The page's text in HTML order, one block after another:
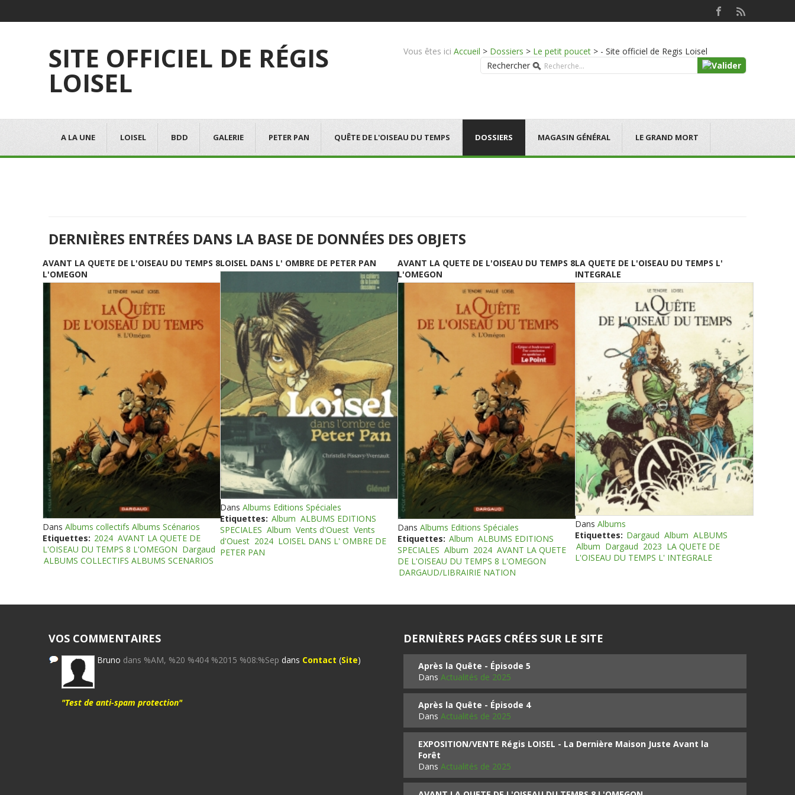
SITE OFFICIEL DE RÉGIS
LOISEL
Vous êtes ici Accueil > Dossiers > Le petit poucet > - Site officiel de Regis Loisel
Rechercher
A LA UNE LOISEL BDD GALERIE PETER PAN QUÊTE DE L'OISEAU DU TEMPS DOSSIERS MAGASIN GÉNÉRAL LE GRAND MORT
DERNIÈRES ENTRÉES DANS LA BASE DE DONNÉES DES OBJETS
AVANT LA QUETE DE L'OISEAU DU TEMPS 8
L'OMEGON
Dans Albums collectifs Albums Scénarios
Etiquettes: 2024 AVANT LA QUETE DE
L'OISEAU DU TEMPS 8 L'OMEGON Dargaud
ALBUMS COLLECTIFS ALBUMS SCENARIOS
LOISEL DANS L' OMBRE DE PETER PAN
Dans Albums Editions Spéciales
Etiquettes: Album ALBUMS EDITIONS
SPECIALES Album Vents d'Ouest Vents
d'Ouest 2024 LOISEL DANS L' OMBRE DE
PETER PAN
AVANT LA QUETE DE L'OISEAU DU TEMPS 8
L'OMEGON
Dans Albums Editions Spéciales
Etiquettes: Album ALBUMS EDITIONS
SPECIALES Album 2024 AVANT LA QUETE
DE L'OISEAU DU TEMPS 8 L'OMEGON
DARGAUD/LIBRAIRIE NATION
LA QUETE DE L'OISEAU DU TEMPS L'
INTEGRALE
Dans Albums
Etiquettes: Dargaud Album ALBUMS
Album Dargaud 2023 LA QUETE DE
L'OISEAU DU TEMPS L' INTEGRALE
VOS COMMENTAIRES
Bruno dans %AM, %20 %404 %2015 %08:%Sep dans Contact (Site)
"Test de anti-spam protection"
DERNIÈRES PAGES CRÉES SUR LE SITE
Après la Quête - Épisode 5
Dans Actualités de 2025
Après la Quête - Épisode 4
Dans Actualités de 2025
EXPOSITION/VENTE Régis LOISEL - La Dernière Maison Juste Avant la
Forêt
Dans Actualités de 2025